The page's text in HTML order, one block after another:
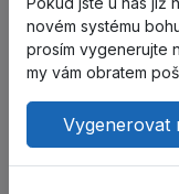
Reflexní prvky:
viditelnost.
Barva: tmavě
novém systému
prosím vygenerujte
my vám obratem
Vygenerovat